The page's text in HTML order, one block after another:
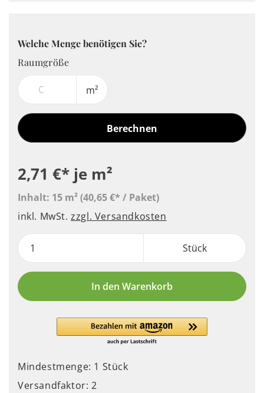
Welche Menge benötigen Sie?
Raumgröße
m²
Berechnen
2,71 €* je m²
Inhalt: 15 m²(40,65 €* / Paket)
inkl. MwSt.zzgl. Versandkosten
Stück
In den Warenkorb
Mindestmenge: 1 Stück
Versandfaktor: 2